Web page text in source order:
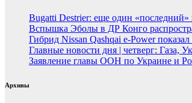
Bugatti Destrier: еще один «последний»
Вспышка Эболы в ДР Конго
Гибрид Nissan Qashqai e-Power
Главные новости дня | четверг: Газа,
Заявление главы ООН по Украине и
Архивы